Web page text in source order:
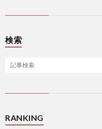
検索
RANKING